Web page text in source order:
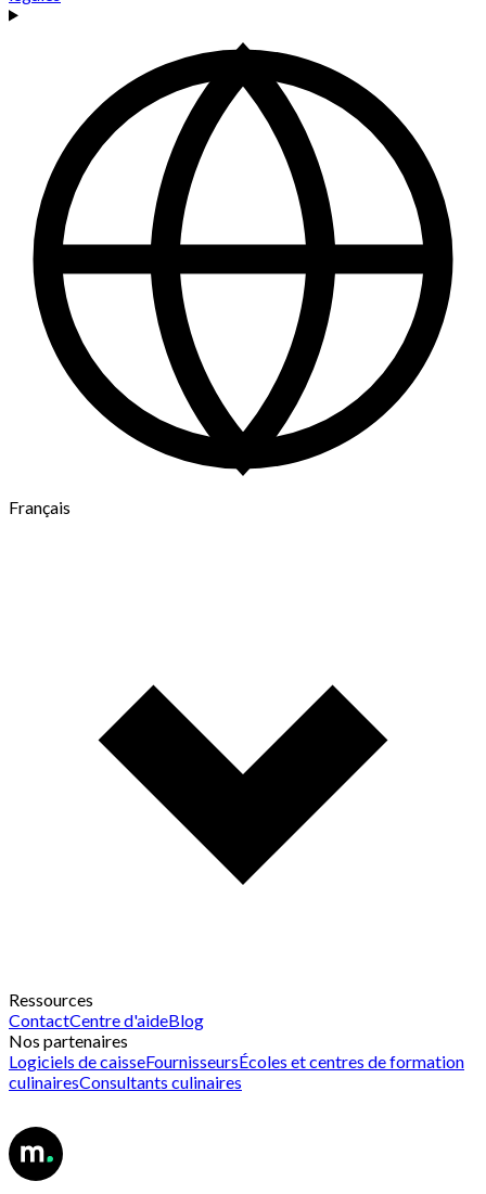
Français
Ressources
ContactCentre d'aideBlog
Nos partenaires
Logiciels de caisseFournisseursÉcoles et centres de formation
culinairesConsultants culinaires